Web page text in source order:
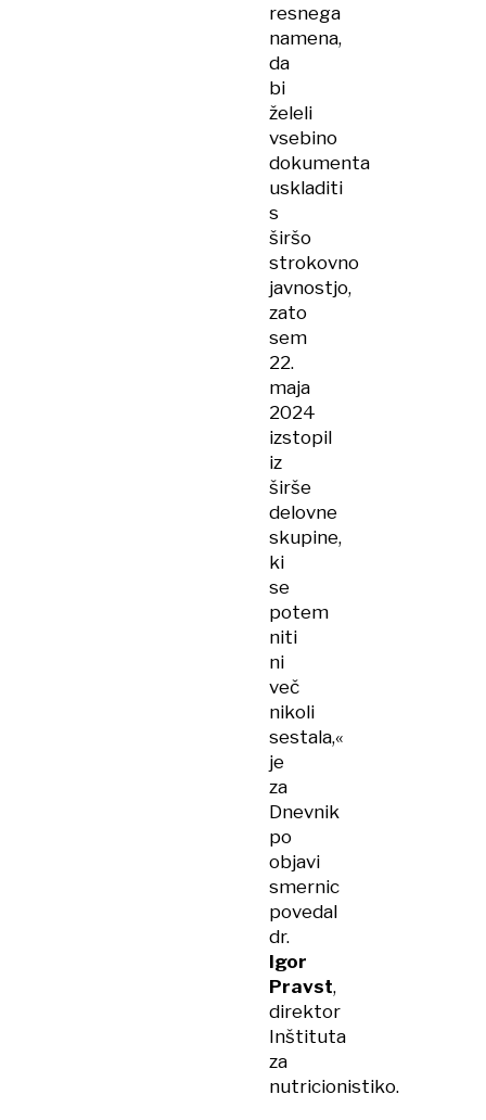
resnega
namena,
da
bi
želeli
vsebino
dokumenta
uskladiti
s
širšo
strokovno
javnostjo,
zato
sem
22.
maja
2024
izstopil
iz
širše
delovne
skupine,
ki
se
potem
niti
ni
več
nikoli
sestala,«
je
za
Dnevnik
po
objavi
smernic
povedal
dr.
Igor
Pravst,
direktor
Inštituta
za
nutricionistiko.